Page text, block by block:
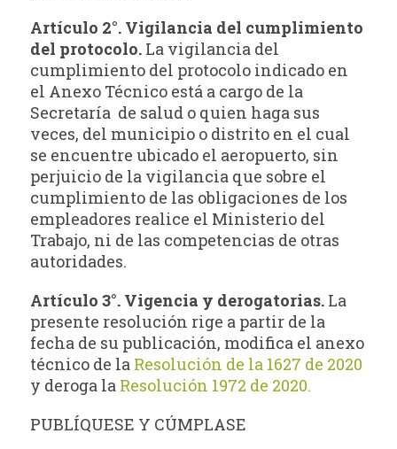
Artículo 2°. Vigilancia del cumplimiento
del protocolo. La vigilancia del
cumplimiento del protocolo indicado en
el Anexo Técnico está a cargo de la
Secretaría de salud o quien haga sus
veces, del municipio o distrito en el cual
se encuentre ubicado el aeropuerto, sin
perjuicio de la vigilancia que sobre el
cumplimiento de las obligaciones de los
empleadores realice el Ministerio del
Trabajo, ni de las competencias de otras
autoridades.
Artículo 3°. Vigencia y derogatorias. La
presente resolución rige a partir de la
fecha de su publicación, modifica el anexo
técnico de la Resolución de la 1627 de 2020
y deroga la Resolución 1972 de 2020.
PUBLÍQUESE Y CÚMPLASE